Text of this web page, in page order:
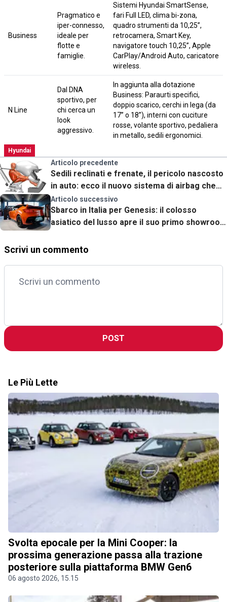
Business
Pragmatico e
iper-connesso,
ideale per
flotte e
famiglie.
Sistemi Hyundai SmartSense,
fari Full LED, clima bi-zona,
quadro strumenti da 10,25”,
retrocamera, Smart Key,
navigatore touch 10,25”, Apple
CarPlay/Android Auto, caricatore
wireless.
N Line
Dal DNA
sportivo, per
chi cerca un
look
aggressivo.
In aggiunta alla dotazione
Business: Paraurti specifici,
doppio scarico, cerchi in lega (da
17” o 18”), interni con cuciture
rosse, volante sportivo, pedaliera
in metallo, sedili ergonomici.
Hyundai
Articolo precedente
Sedili reclinati e frenate, il pericolo nascosto
in auto: ecco il nuovo sistema di airbag che
cambierà tutto
Articolo successivo
Sbarco in Italia per Genesis: il colosso
asiatico del lusso apre il suo primo showroom
Scrivi un commento
POST
Le Più Lette
Svolta epocale per la Mini Cooper: la
prossima generazione passa alla trazione
posteriore sulla piattaforma BMW Gen6
06 agosto 2026, 15.15